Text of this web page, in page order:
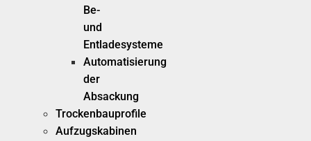
Be-
und
Entladesysteme
Automatisierung
der
Absackung
Trockenbauprofile
Aufzugskabinen